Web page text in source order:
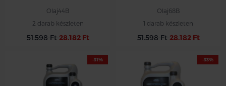
Olaj44B
2 darab készleten
51.598 Ft28.182 Ft
Olaj68B
1 darab készleten
51.598 Ft28.182 Ft
-31% -33%